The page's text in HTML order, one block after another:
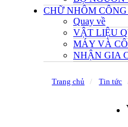
CHỮ NHÔM
Quay về
VẬT LIỆU
MÁY VÀ
NHẬN GIA
Trang chủ Tin tức